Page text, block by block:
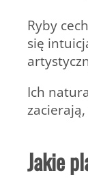
Ryby
się
Ich
Jakie